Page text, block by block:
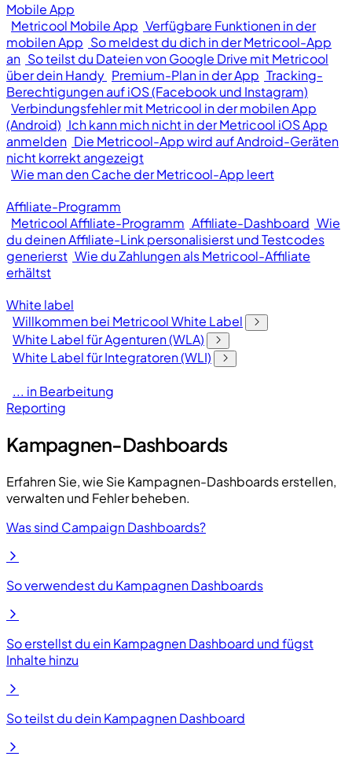
Mobile App
Metricool Mobile App Verfügbare Funktionen in der
mobilen App So meldest du dich in der Metricool-App
an So teilst du Dateien von Google Drive mit Metricool
über dein Handy Premium-Plan in der App Tracking-
Berechtigungen auf iOS (Facebook und Instagram)
Verbindungsfehler mit Metricool in der mobilen App
(Android) Ich kann mich nicht in der Metricool iOS App
anmelden Die Metricool-App wird auf Android-Geräten
nicht korrekt angezeigt
Wie man den Cache der Metricool-App leert
Affiliate-Programm
Metricool Affiliate-Programm Affiliate-Dashboard Wie
du deinen Affiliate-Link personalisierst und Testcodes
generierst Wie du Zahlungen als Metricool-Affiliate
erhältst
White label
Willkommen bei Metricool White Label
White Label für Agenturen (WLA)
White Label für Integratoren (WLI)
... in Bearbeitung
Reporting
Kampagnen-Dashboards
Erfahren Sie, wie Sie Kampagnen-Dashboards erstellen,
verwalten und Fehler beheben.
Was sind Campaign Dashboards?
So verwendest du Kampagnen Dashboards
So erstellst du ein Kampagnen Dashboard und fügst
Inhalte hinzu
So teilst du dein Kampagnen Dashboard